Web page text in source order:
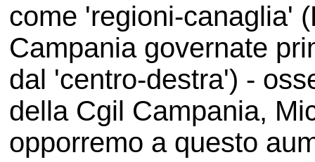
come 'regioni-canaglia'
Campania governate
dal 'centro-destra') -
della Cgil Campania,
opporremo a questo